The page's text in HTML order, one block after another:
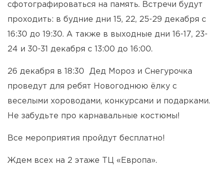
сфотографироваться на память. Встречи будут
проходить: в будние дни 15, 22, 25-29 декабря с
16:30 до 19:30. А также в выходные дни 16-17, 23-
24 и 30-31 декабря с 13:00 до 16:00.
26 декабря в 18:30 Дед Мороз и Снегурочка
проведут для ребят Новогоднюю ёлку с
веселыми хороводами, конкурсами и подарками.
Не забудьте про карнавальные костюмы!
Все мероприятия пройдут бесплатно!
Ждем всех на 2 этаже ТЦ «Европа».